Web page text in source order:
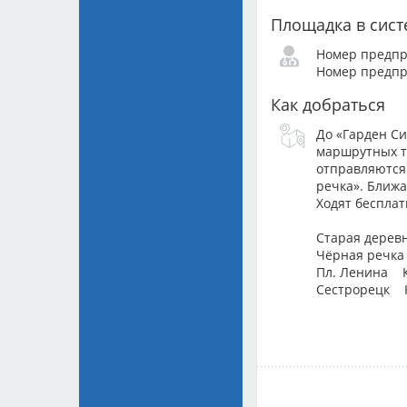
МОО
Bas
МОО
МОО
МОО
Tomas
Площадка в
Номер
Номер
Как добраться
До «Гарден
маршрутных
речка».
Ходят
Старая
Чёрная
Пл. Ленина
Сестрорецк